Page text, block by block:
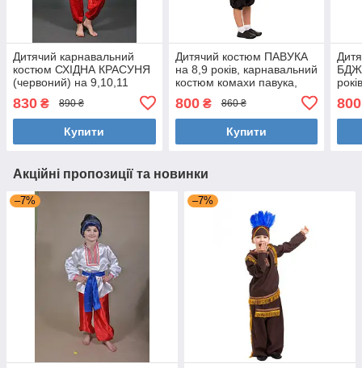
Дитячий карнавальний
костюм СХІДНА КРАСУНЯ
(червоний) на 9,10,11
830 ₴ 890 ₴
Купити
Дитячий костюм ПАВУКА
на 8,9 років, карнавальний
костюм комахи павука,
800₴ 860 ₴
Купити
800
Акційні пропозиції та новинки
–7% –7%